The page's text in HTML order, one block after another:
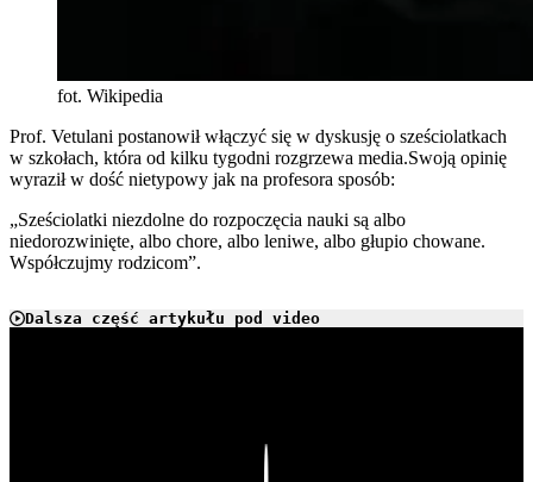
fot. Wikipedia
Prof. Vetulani postanowił włączyć się w dyskusję o sześciolatkach
w szkołach, która od kilku tygodni rozgrzewa media.Swoją opinię
wyraził w dość nietypowy jak na profesora sposób:
„Sześciolatki niezdolne do rozpoczęcia nauki są albo
niedorozwinięte, albo chore, albo leniwe, albo głupio chowane.
Współczujmy rodzicom”.
Dalsza część artykułu pod video